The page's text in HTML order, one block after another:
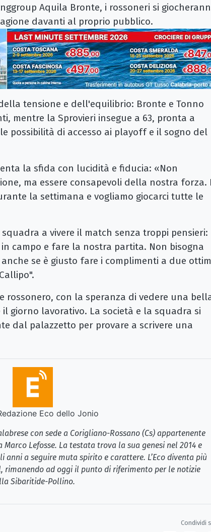
Aquila Bronte, i rossoneri si
davanti al proprio pubblico.
tensione e dell'equilibrio: Bronte e Tonno
mentre la Sprovieri insegue a 63, pronta a
possibilità di accesso ai playoff e il sogno del
la sfida con lucidità e fiducia: «Non
ma essere consapevoli della nostra forza. I
la settimana e vogliamo giocarci tutte le
a vivere il match senza troppi pensieri:
campo e fare la nostra partita. Non bisogna
se è giusto fare i complimenti a due
rossonero, con la speranza di vedere una
giorno lavorativo. La società e la squadra si
dal palazzetto per provare a scrivere una
Eco dello Jonio
con sede a Corigliano-Rossano (Cs) appartenente
Lefosse. La testata trova la sua genesi nel 2014 e
anni a seguire muta spirito e carattere. L’Eco diventa più
rimanendo ad oggi il punto di riferimento per le notizie
Sibaritide-Pollino.
Condividi